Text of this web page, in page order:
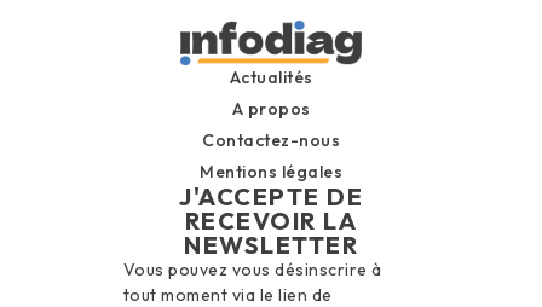
Actualités
A propos
Contactez-nous
Mentions légales
J'ACCEPTE DE
RECEVOIR LA
NEWSLETTER
Vous pouvez vous désinscrire à
tout moment via le lien de